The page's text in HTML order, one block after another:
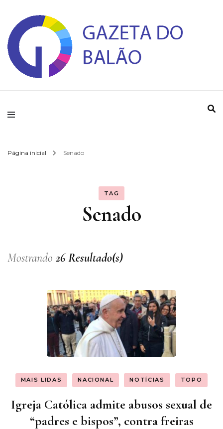
Gazeta do Balao
Página inicial Senado
TAG
Senado
Mostrando 26 Resultado(s)
MAIS LIDAS NACIONAL NOTÍCIAS TOPO
Igreja Católica admite abusos sexual de
“padres e bispos”, contra freiras